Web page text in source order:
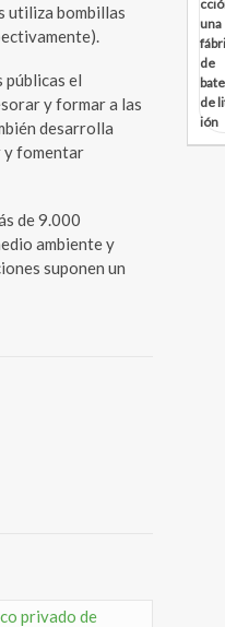
utiliza bombillas
públicas el
y formar a las
desarrolla
y fomentar
de 9.000
ambiente y
suponen un